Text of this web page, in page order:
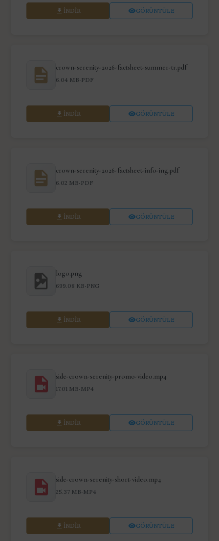
İNDIR GÖRÜNTÜLE
crown-serenity-2026-factsheet-summer-tr.pdf
6.04 MB· PDF
İNDIR GÖRÜNTÜLE
crown-serenity-2026-factsheet-info-ing.pdf
6.02 MB· PDF
İNDIR GÖRÜNTÜLE
logo.png
699.08 KB· PNG
İNDIR GÖRÜNTÜLE
side-crown-serenity-promo-video.mp4
17.01 MB· MP4
İNDIR GÖRÜNTÜLE
side-crown-serenity-short-video.mp4
25.37 MB· MP4
İNDIR GÖRÜNTÜLE